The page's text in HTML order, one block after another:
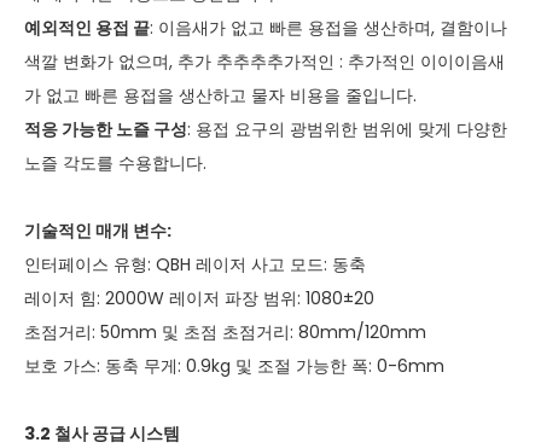
예외적인 용접 끝: 이음새가 없고 빠른 용접을 생산하며, 결함이나
색깔 변화가 없으며, 추가 추추추추가적인 : 추가적인 이이이음새
가 없고 빠른 용접을 생산하고 물자 비용을 줄입니다.
적응 가능한 노즐 구성: 용접 요구의 광범위한 범위에 맞게 다양한
노즐 각도를 수용합니다.
기술적인 매개 변수:
인터페이스 유형: QBH 레이저 사고 모드: 동축
레이저 힘: 2000W 레이저 파장 범위: 1080±20
초점거리: 50mm 및 초점 초점거리: 80mm/120mm
보호 가스: 동축 무게: 0.9kg 및 조절 가능한 폭: 0-6mm
3.2 철사 공급 시스템